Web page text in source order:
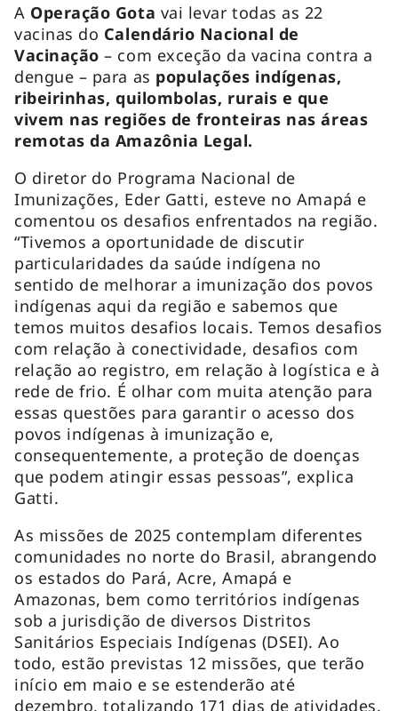
A Operação Gota vai levar todas as 22
vacinas do Calendário Nacional de
Vacinação – com exceção da vacina contra a
dengue – para as populações indígenas,
ribeirinhas, quilombolas, rurais e que
vivem nas regiões de fronteiras nas áreas
remotas da Amazônia Legal.
O diretor do Programa Nacional de
Imunizações, Eder Gatti, esteve no Amapá e
comentou os desafios enfrentados na região.
“Tivemos a oportunidade de discutir
particularidades da saúde indígena no
sentido de melhorar a imunização dos povos
indígenas aqui da região e sabemos que
temos muitos desafios locais. Temos desafios
com relação à conectividade, desafios com
relação ao registro, em relação à logística e à
rede de frio. É olhar com muita atenção para
essas questões para garantir o acesso dos
povos indígenas à imunização e,
consequentemente, a proteção de doenças
que podem atingir essas pessoas”, explica
Gatti.
As missões de 2025 contemplam diferentes
comunidades no norte do Brasil, abrangendo
os estados do Pará, Acre, Amapá e
Amazonas, bem como territórios indígenas
sob a jurisdição de diversos Distritos
Sanitários Especiais Indígenas (DSEI). Ao
todo, estão previstas 12 missões, que terão
início em maio e se estenderão até
dezembro, totalizando 171 dias de atividades.